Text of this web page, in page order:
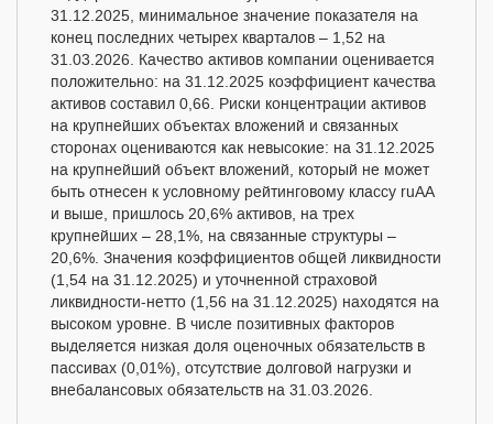
31.12.2025, минимальное значение показателя на
конец последних четырех кварталов – 1,52 на
31.03.2026. Качество активов компании оценивается
положительно: на 31.12.2025 коэффициент качества
активов составил 0,66. Риски концентрации активов
на крупнейших объектах вложений и связанных
сторонах оцениваются как невысокие: на 31.12.2025
на крупнейший объект вложений, который не может
быть отнесен к условному рейтинговому классу ruAA
и выше, пришлось 20,6% активов, на трех
крупнейших – 28,1%, на связанные структуры –
20,6%. Значения коэффициентов общей ликвидности
(1,54 на 31.12.2025) и уточненной страховой
ликвидности-нетто (1,56 на 31.12.2025) находятся на
высоком уровне. В числе позитивных факторов
выделяется низкая доля оценочных обязательств в
пассивах (0,01%), отсутствие долговой нагрузки и
внебалансовых обязательств на 31.03.2026.